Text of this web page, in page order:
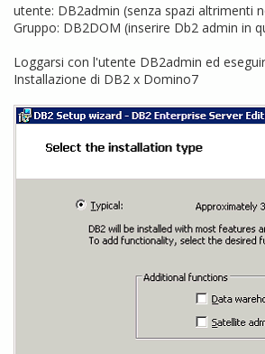
utente: DB2admin (senza spazi altrimenti
Gruppo: DB2DOM (inserire Db2 admin in
Loggarsi con l'utente DB2admin ed
Installazione di DB2 x Domino7